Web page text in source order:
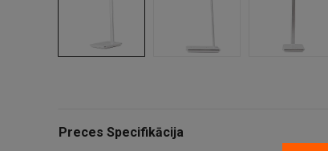
Preces Specifikācija